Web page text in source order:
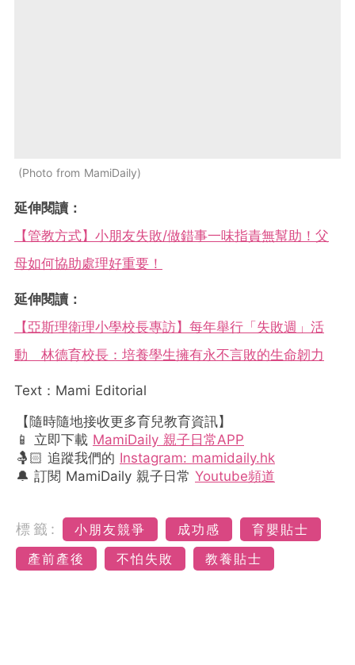
Photo from MamiDaily
延伸閱讀：
【管教方式】小朋友失敗/做錯事一味指責無幫助！父
母如何協助處理好重要！
延伸閱讀：
【亞斯理衛理小學校長專訪】每年舉行「失敗週」活
動 林德育校長：培養學生擁有永不言敗的生命韌力
Text：Mami Editorial
【隨時隨地接收更多育兒教育資訊】
📱 立即下載 MamiDaily 親子日常APP
🤱🏻 追蹤我們的 Instagram: mamidaily.hk
🔔 訂閱 MamiDaily 親子日常 Youtube頻道
標籤: 小朋友競爭 成功感
育嬰貼士
產前產後
不怕失敗 教養貼士